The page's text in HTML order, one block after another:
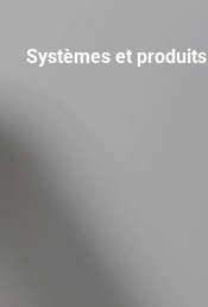
Systèmes et produits